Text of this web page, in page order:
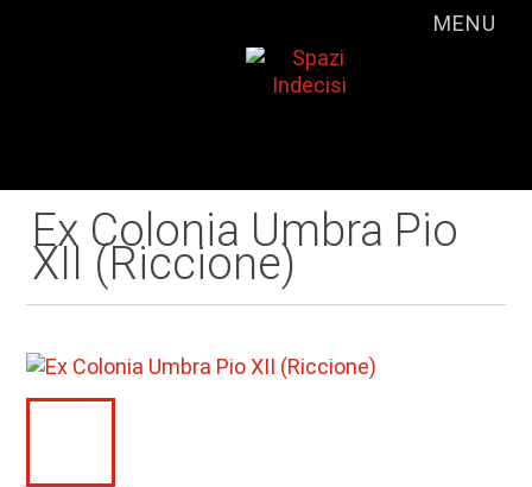
MENU
Ex Colonia Umbra Pio
XII (Riccione)